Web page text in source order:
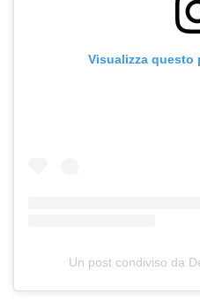
Visualizza questo
Un post condiviso da